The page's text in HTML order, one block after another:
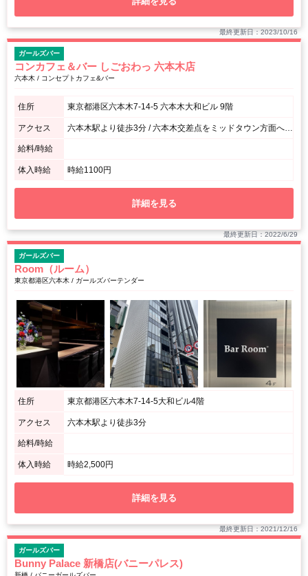
最終更新日：2023/10/16
ガールズバー
コンカフェ＆バー しごおわっ 六本木店
六本木 / コンセプトカフェ&バー
住所 東京都港区六本木7-14-5 六本木大和ビル 9階
アクセス
給料/時給
体入時給 時給1100円
詳細を見る
最終更新日：2022/6/29
ガールズバー
Room（ルーム）
東京都港区六本木 / ガールズバーテンダー
住所 東京都港区六本木7-14-5大和ビル4階
アクセス 六本木駅より徒歩3分
給料/時給
体入時給 時給2,500円
詳細を見る
最終更新日：2021/12/16
ガールズバー
Bunny Palace 新橋店(バニーパレス)